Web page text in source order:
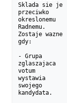
Sklada sie je
przeciwko
okreslonemu
Radnemu.
Zostaje wazne
gdy:
- Grupa
zglaszajaca
votum
wystawia
swojego
kandydata.